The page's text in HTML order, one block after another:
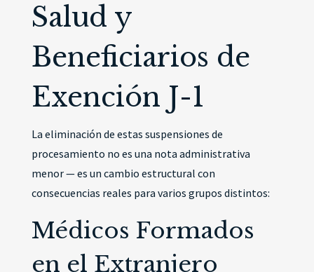
Salud y
Beneficiarios de
Exención J-1
La eliminación de estas suspensiones de
procesamiento no es una nota administrativa
menor — es un cambio estructural con
consecuencias reales para varios grupos distintos:
Médicos Formados
en el Extranjero